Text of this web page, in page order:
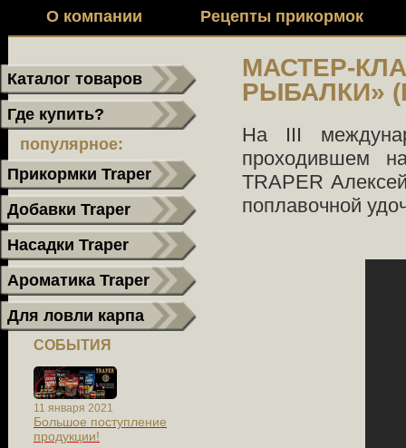
О компании Рецепты прикормок
Каталог товаров
Где купить?
популярное:
Прикормки Traper
Добавки Traper
Насадки Traper
Ароматика Traper
Для ловли карпа
СОБЫТИЯ
11 января 2021
Большое поступление
продукции!
МАСТЕР-
РЫБАЛКИ»
На ІІІ
проходившем
TRAPER
поплавочной